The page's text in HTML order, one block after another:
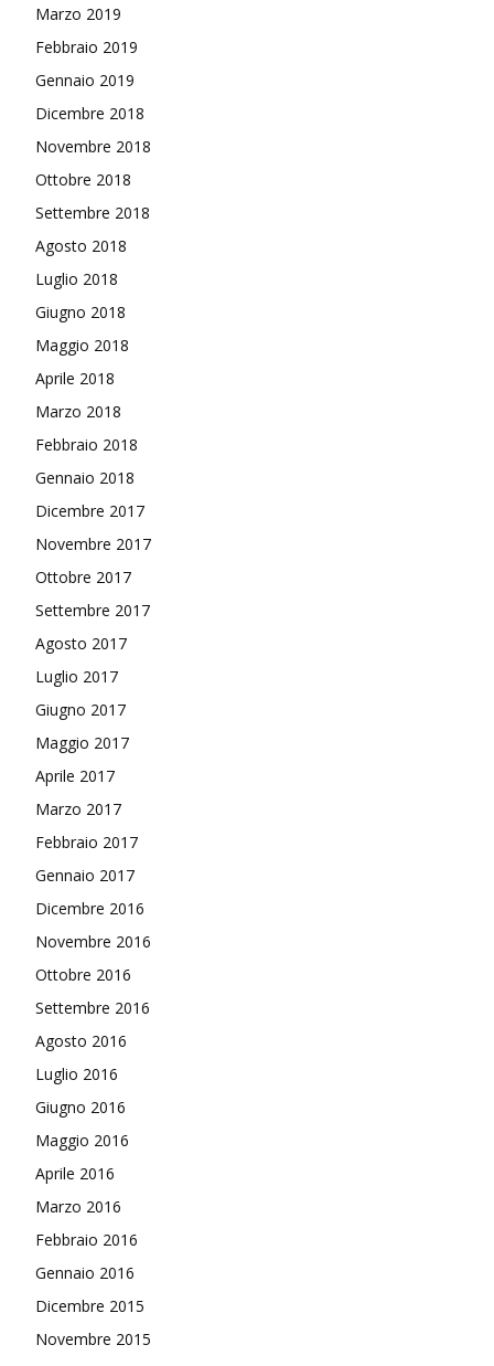
Marzo 2019
Febbraio 2019
Gennaio 2019
Dicembre 2018
Novembre 2018
Ottobre 2018
Settembre 2018
Agosto 2018
Luglio 2018
Giugno 2018
Maggio 2018
Aprile 2018
Marzo 2018
Febbraio 2018
Gennaio 2018
Dicembre 2017
Novembre 2017
Ottobre 2017
Settembre 2017
Agosto 2017
Luglio 2017
Giugno 2017
Maggio 2017
Aprile 2017
Marzo 2017
Febbraio 2017
Gennaio 2017
Dicembre 2016
Novembre 2016
Ottobre 2016
Settembre 2016
Agosto 2016
Luglio 2016
Giugno 2016
Maggio 2016
Aprile 2016
Marzo 2016
Febbraio 2016
Gennaio 2016
Dicembre 2015
Novembre 2015